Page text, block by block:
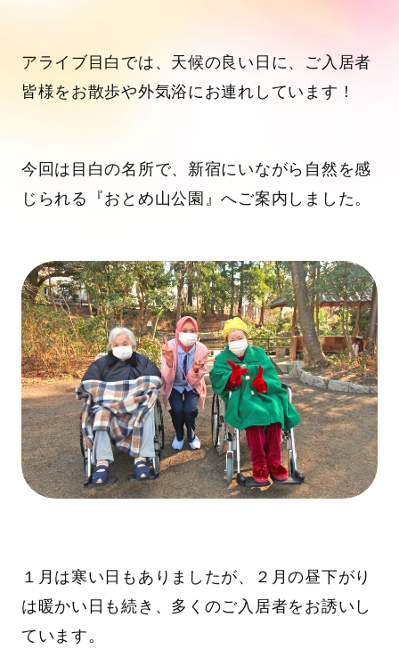
アライブ目白では、天候の良い日に、ご入居者
皆様をお散歩や外気浴にお連れしています！
今回は目白の名所で、新宿にいながら自然を感
じられる『おとめ山公園』へご案内しました。
１月は寒い日もありましたが、２月の昼下がり
は暖かい日も続き、多くのご入居者をお誘いし
ています。